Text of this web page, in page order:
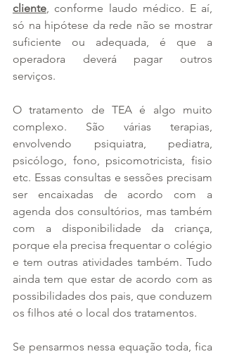
cliente, conforme laudo médico. E aí,
só na hipótese da rede não se mostrar
suficiente ou adequada, é que a
operadora deverá pagar outros
serviços.
O tratamento de TEA é algo muito
complexo. São várias terapias,
envolvendo psiquiatra, pediatra,
psicólogo, fono, psicomotricista, fisio
etc. Essas consultas e sessões precisam
ser encaixadas de acordo com a
agenda dos consultórios, mas também
com a disponibilidade da criança,
porque ela precisa frequentar o colégio
e tem outras atividades também. Tudo
ainda tem que estar de acordo com as
possibilidades dos pais, que conduzem
os filhos até o local dos tratamentos.
Se pensarmos nessa equação toda, fica